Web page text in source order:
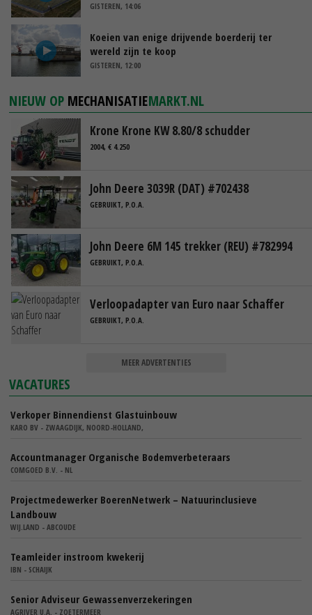
GISTEREN, 14:06
Koeien van enige drijvende boerderij ter
wereld zijn te koop
GISTEREN, 12:00
NIEUW OP MECHANISATIEMARKT.NL
Krone Krone KW 8.80/8 schudder
2004, € 4.250
John Deere 3039R (DAT) #702438
GEBRUIKT, P.O.A.
John Deere 6M 145 trekker (REU) #782994
GEBRUIKT, P.O.A.
Verloopadapter van Euro naar Schaffer
GEBRUIKT, P.O.A.
MEER ADVERTENTIES
VACATURES
Verkoper Binnendienst Glastuinbouw
KARO BV - ZWAAGDIJK, NOORD-HOLLAND,
Accountmanager Organische Bodemverbeteraars
COMGOED B.V. - NL
Projectmedewerker BoerenNetwerk – Natuurinclusieve
Landbouw
WIJ.LAND - ABCOUDE
Teamleider instroom kwekerij
IBN - SCHAIJK
Senior Adviseur Gewassenverzekeringen
AGRIVER U.A. - ZOETERMEER